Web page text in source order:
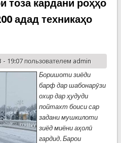
тоза кардани роҳҳо
адад техникаҳо
- 19:07 пользователем admin
Боришоти зиёди
барф дар шабонарӯзи
охир дар ҳудуди
пойтахт боиси сар
задани мушкилоти
зиёд миёни аҳолӣ
гардид. Барои